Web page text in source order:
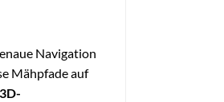
Navigation
Mähpfade auf